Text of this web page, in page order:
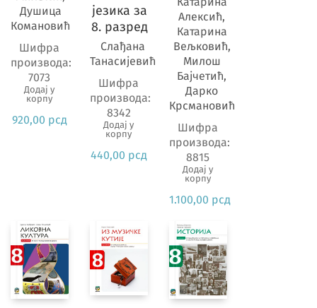
Душица
Комановић
Шифра
производа:
7073
Додај у
корпу
920,00 рсд
језика за
8. разред
Слађана
Танасијевић
Шифра
производа:
8342
Додај у
корпу
440,00 рсд
Алексић,
Катарина
Вељковић,
Милош
Бајчетић,
Дарко
Крсмановић
Шифра
производа:
8815
Додај у
корпу
1.100,00 рсд